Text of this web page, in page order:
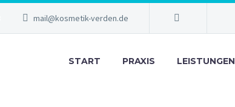
mail@kosmetik-verden.de
START PRAXIS LEISTUNGEN